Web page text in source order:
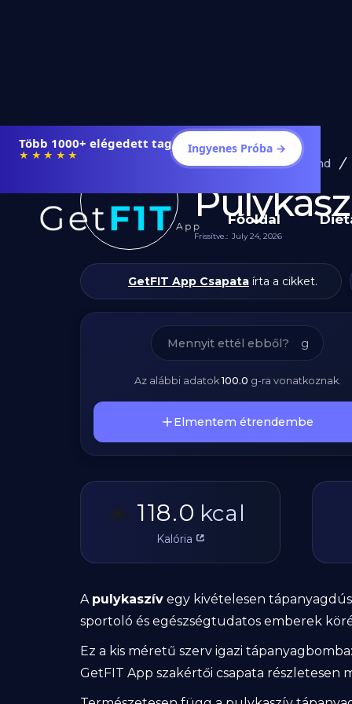
Étrendek, receptek és edzéstervek
★★★★★ Ingyenes Próba →
Főoldal
Diéta és Étrend
Frissítve.: July 24, 2026
GetFIT App Csapata írta a cikket.
g
Az alábbi adatok100.0 g-ra vonatkoznak.
Elmentem étrendembe
🔥 118.0 kcal
Kalória
A pulykaszív egy kivételesen
sportoló és egészségtudatos emberek
Ez a kis méretű szerv igazi
GetFIT App szakértői csapata részletesen